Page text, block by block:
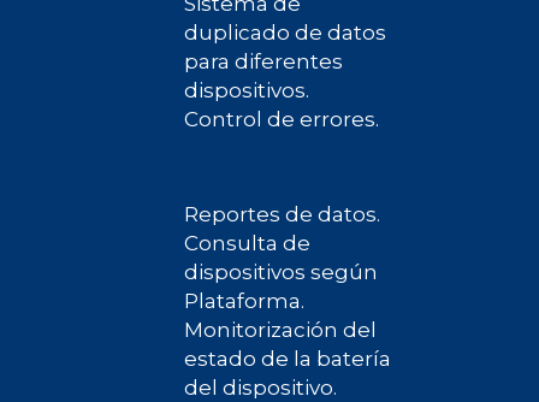
duplicado de datos
para diferentes
dispositivos.
Control de errores.
Reportes de datos.
Consulta de
dispositivos según
Plataforma.
Monitorización del
estado de la batería
del dispositivo.